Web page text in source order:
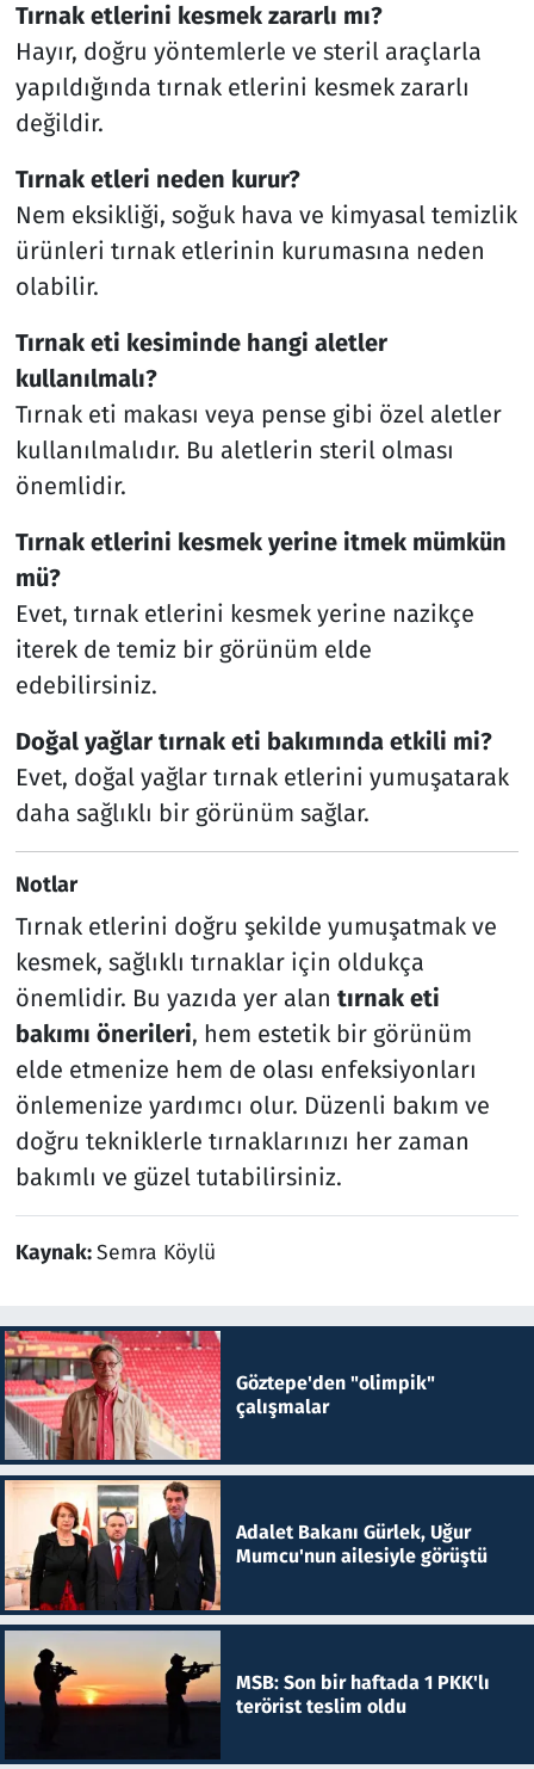
Tırnak etlerini kesmek zararlı mı?
Hayır, doğru yöntemlerle ve steril araçlarla
yapıldığında tırnak etlerini kesmek zararlı
değildir.
Tırnak etleri neden kurur?
Nem eksikliği, soğuk hava ve kimyasal temizlik
ürünleri tırnak etlerinin kurumasına neden
olabilir.
Tırnak eti kesiminde hangi aletler
kullanılmalı?
Tırnak eti makası veya pense gibi özel aletler
kullanılmalıdır. Bu aletlerin steril olması
önemlidir.
Tırnak etlerini kesmek yerine itmek mümkün
mü?
Evet, tırnak etlerini kesmek yerine nazikçe
iterek de temiz bir görünüm elde
edebilirsiniz.
Doğal yağlar tırnak eti bakımında etkili mi?
Evet, doğal yağlar tırnak etlerini yumuşatarak
daha sağlıklı bir görünüm sağlar.
Notlar
Tırnak etlerini doğru şekilde yumuşatmak ve
kesmek, sağlıklı tırnaklar için oldukça
önemlidir. Bu yazıda yer alan tırnak eti
bakımı önerileri, hem estetik bir görünüm
elde etmenize hem de olası enfeksiyonları
önlemenize yardımcı olur. Düzenli bakım ve
doğru tekniklerle tırnaklarınızı her zaman
bakımlı ve güzel tutabilirsiniz.
Kaynak:Semra Köylü
Göztepe'den "olimpik"
çalışmalar
Adalet Bakanı Gürlek, Uğur
Mumcu'nun ailesiyle görüştü
MSB: Son bir haftada 1 PKK'lı
terörist teslim oldu